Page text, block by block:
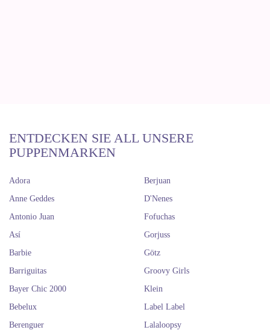
ENTDECKEN SIE ALL UNSERE
PUPPENMARKEN
Adora
Anne Geddes
Antonio Juan
Así
Barbie
Barriguitas
Bayer Chic 2000
Bebelux
Berenguer
Berjuan
D'Nenes
Fofuchas
Gorjuss
Götz
Groovy Girls
Klein
Label Label
Lalaloopsy